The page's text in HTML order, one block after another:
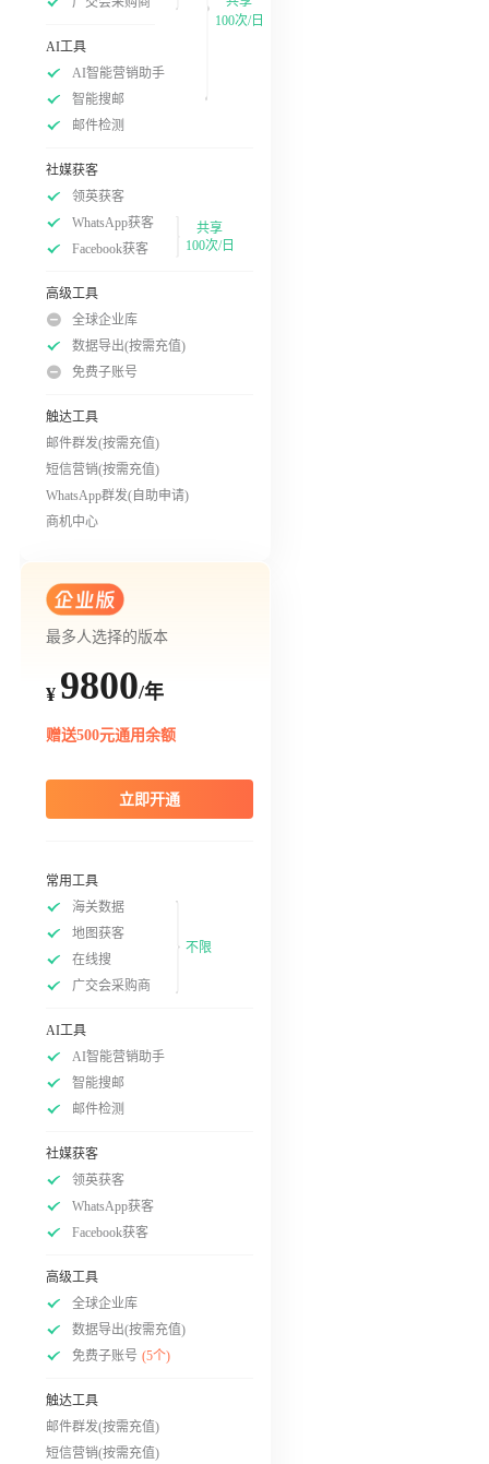
AI工具
AI智能营销助手
智能搜邮
邮件检测
社媒获客
领英获客
WhatsApp获客
Facebook获客
共享
100次/日
高级工具
全球企业库
数据导出(按需充值)
免费子账号
触达工具
邮件群发(按需充值)
短信营销(按需充值)
WhatsApp群发(自助申请)
商机中心
100次/日
最多人选择的版本
¥ 9800/年
赠送500元通用余额
立即开通
常用工具
海关数据
地图获客
在线搜
广交会采购商
不限
AI工具
AI智能营销助手
智能搜邮
邮件检测
社媒获客
领英获客
WhatsApp获客
Facebook获客
高级工具
全球企业库
数据导出(按需充值)
免费子账号 (5个)
触达工具
邮件群发(按需充值)
短信营销(按需充值)